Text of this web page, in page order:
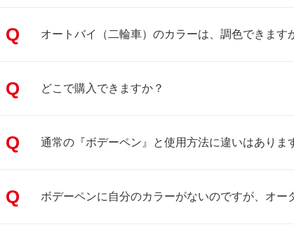
Q オートバイ（二輪車）のカラーは、調色できます
Q どこで購入できますか？
Q 通常の『ボデーペン』と使用方法に違いはありま
Q ボデーペンに自分のカラーがないのですが、オー